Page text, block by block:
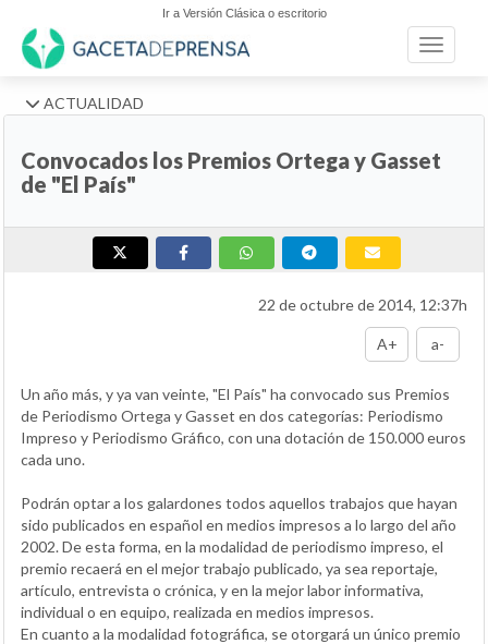
Ir a Versión Clásica o escritorio
Toggle
ACTUALIDAD
Convocados los Premios Ortega y Gasset
de "El País"
22 de octubre de 2014, 12:37h
A+ a-
Un año más, y ya van veinte, "El País" ha convocado sus Premios
de Periodismo Ortega y Gasset en dos categorías: Periodismo
Impreso y Periodismo Gráfico, con una dotación de 150.000 euros
cada uno.
Podrán optar a los galardones todos aquellos trabajos que hayan
sido publicados en español en medios impresos a lo largo del año
2002. De esta forma, en la modalidad de periodismo impreso, el
premio recaerá en el mejor trabajo publicado, ya sea reportaje,
artículo, entrevista o crónica, y en la mejor labor informativa,
individual o en equipo, realizada en medios impresos.
En cuanto a la modalidad fotográfica, se otorgará un único premio